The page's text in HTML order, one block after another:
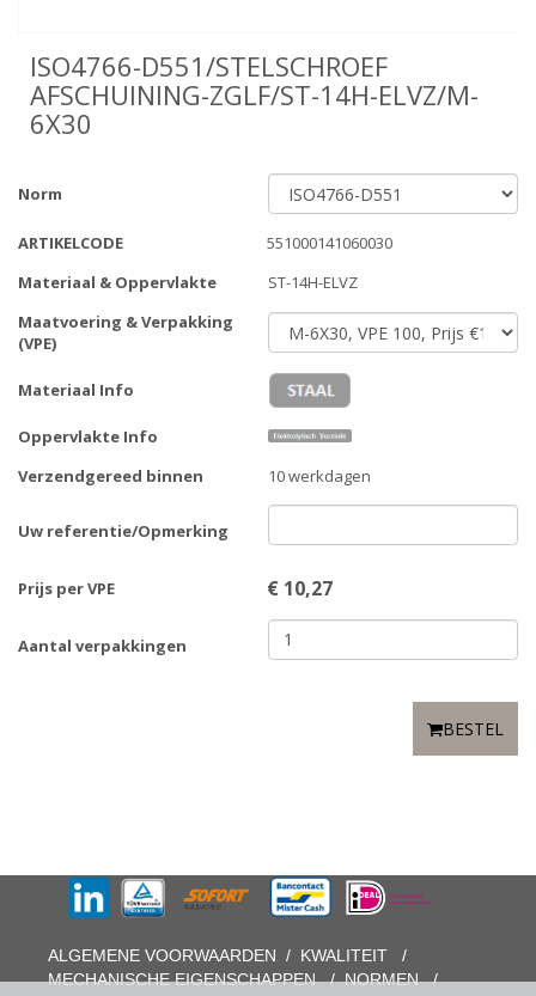
ISO4766-D551/STELSCHROEF
AFSCHUINING-ZGLF/ST-14H-ELVZ/M-
6X30
Norm
ARTIKELCODE
551000141060030
Materiaal & Oppervlakte
ST-14H-ELVZ
Maatvoering & Verpakking
(VPE)
Materiaal Info
Oppervlakte Info
Verzendgereed binnen
10 werkdagen
Uw referentie/Opmerking
Prijs per VPE € 10,27
Aantal verpakkingen
BESTEL
ALGEMENE VOORWAARDEN / KWALITEIT
/
MECHANISCHE EIGENSCHAPPEN/NORMEN/